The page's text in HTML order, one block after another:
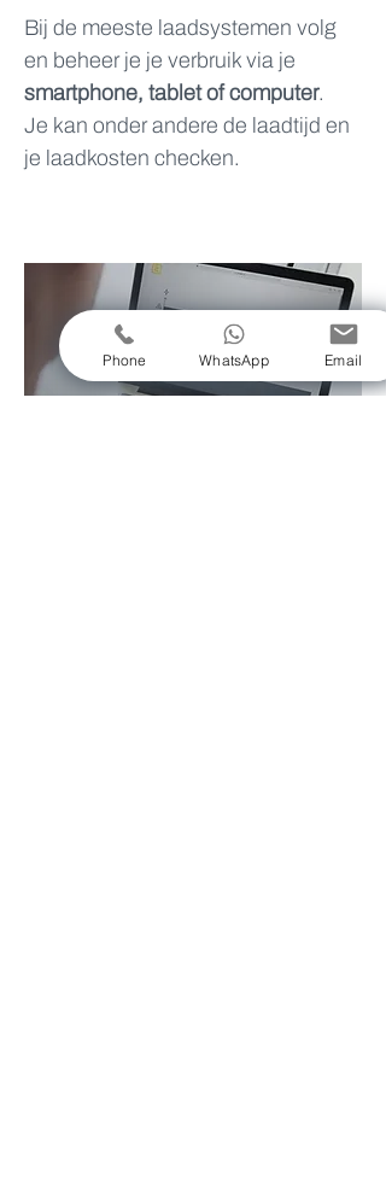
Bij de meeste laadsystemen volg
en beheer je je verbruik via je
smartphone, tablet of computer.
Je kan onder andere de laadtijd en
je laadkosten checken.
Phone WhatsApp Email